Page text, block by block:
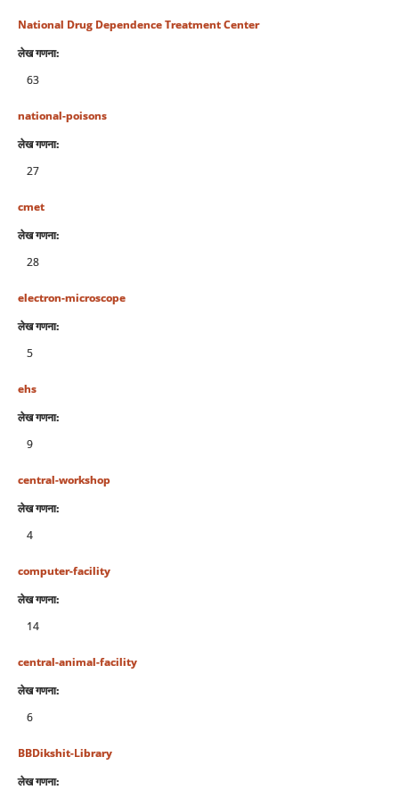
National Drug Dependence Treatment Center
लेख गणना:
63
national-poisons
लेख गणना:
27
cmet
लेख गणना:
28
electron-microscope
लेख गणना:
5
ehs
लेख गणना:
9
central-workshop
लेख गणना:
4
computer-facility
लेख गणना:
14
central-animal-facility
लेख गणना:
6
BBDikshit-Library
लेख गणना: